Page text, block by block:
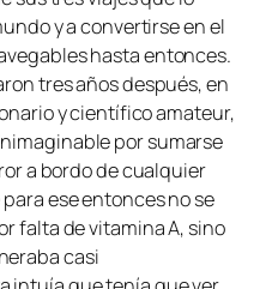
y a convertirse en el
hasta entonces.
tres años después, en
y científico amateur,
por sumarse
a bordo de cualquier
ese entonces no se
falta de vitamina A, sino
casi